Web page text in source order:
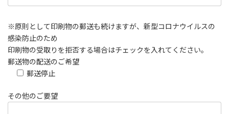
※原則として印刷物の郵送も続けますが、新型コロナウイルスの
感染防止のため
印刷物の受取りを拒否する場合はチェックを入れてください。
郵送物の配送のご希望
郵送停止
その他のご要望